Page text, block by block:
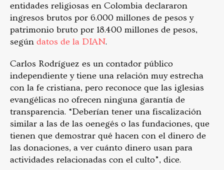
entidades religiosas en Colombia declararon
ingresos brutos por 6.000 millones de pesos y
patrimonio bruto por 18.400 millones de pesos,
según datos de la DIAN.
Carlos Rodríguez es un contador público
independiente y tiene una relación muy estrecha
con la fe cristiana, pero reconoce que las iglesias
evangélicas no ofrecen ninguna garantía de
transparencia. “Deberían tener una fiscalización
similar a las de las oenegés o las fundaciones, que
tienen que demostrar qué hacen con el dinero de
las donaciones, a ver cuánto dinero usan para
actividades relacionadas con el culto”, dice.